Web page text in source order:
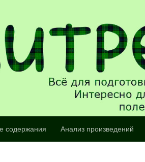
содержания Анализ произведений